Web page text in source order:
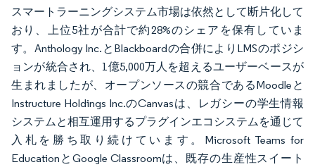
スマートラーニングシステム市場は依然として断片化して
おり、上位5社が合計で約28%のシェアを保有していま
す。Anthology Inc.とBlackboardの合併によりLMSのポジシ
ョンが統合され、1億5,000万人を超えるユーザーベースが
生まれましたが、オープンソースの競合であるMoodleと
Instructure Holdings Inc.のCanvasは、レガシーの学生情報
システムと相互運用するプラグインエコシステムを通じて
入札を勝ち取り続けています。Microsoft Teams for
EducationとGoogle Classroomは、既存の生産性スイート